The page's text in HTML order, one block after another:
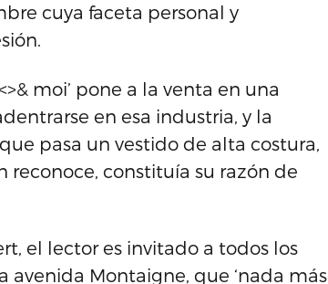
cuya faceta personal y
moi’ pone a la venta en una
en esa industria, y la
pasa un vestido de alta costura,
reconoce, constituía su razón de
el lector es invitado a todos los
Montaigne, que ‘nada más